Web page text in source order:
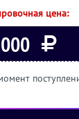
цена: